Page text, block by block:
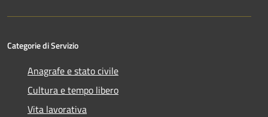
Categorie di Servizio
Anagrafe e stato civile
Cultura e tempo libero
Vita lavorativa